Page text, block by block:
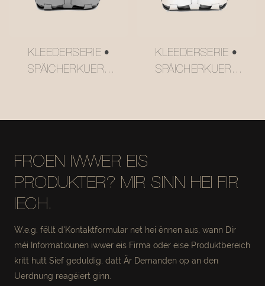
KLEEDERSERIE •
SPÄICHERKUERF
KLEEDERSERIE •
SPÄICHERKUERF
FROEN IWWER EIS
PRODUKTER? MIR SINN HEI FIR
IECH.
W.e.g. fëllt d'Kontaktformular net hei ënnen aus, wann Dir
méi Informatiounen iwwer eis Firma oder eise Produktbereich
kritt hutt Sief geduldig, datt Är Demanden op an den
Uerdnung reagéiert ginn.